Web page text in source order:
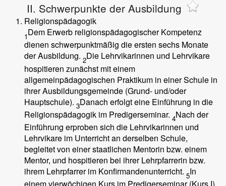
II. Schwerpunkte der Ausbildung
Religionspädagogik
1Dem Erwerb religionspädagogischer Kompetenz
dienen schwerpunktmäßig die ersten sechs Monate
der Ausbildung. 2Die Lehrvikarinnen und Lehrvikare
hospitieren zunächst mit einem
allgemeinpädagogischen Praktikum in einer Schule in
ihrer Ausbildungsgemeinde (Grund- und/oder
Hauptschule). 3Danach erfolgt eine Einführung in die
Religionspädagogik im Predigerseminar. 4Nach der
Einführung erproben sich die Lehrvikarinnen und
Lehrvikare im Unterricht an derselben Schule,
begleitet von einer staatlichen Mentorin bzw. einem
Mentor, und hospitieren bei ihrer Lehrpfarrerin bzw.
ihrem Lehrpfarrer im Konfirmandenunterricht. 5In